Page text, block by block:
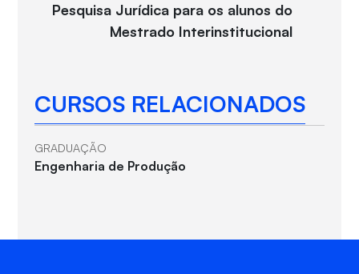
Pesquisa Jurídica para os alunos do
Mestrado Interinstitucional
CURSOS RELACIONADOS
GRADUAÇÃO
Engenharia de Produção